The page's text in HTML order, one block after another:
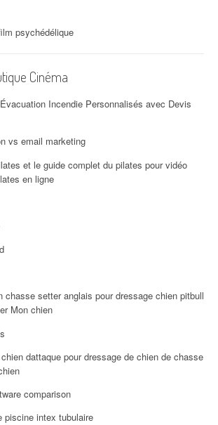
psychédélique
Cinéma
Incendie Personnalisés avec Devis
vs email marketing
et le guide complet du pilates pour vidéo
en ligne
setter anglais pour dressage chien pitbull
Mon chien
dattaque pour dressage de chien de chasse
comparison
piscine intex tubulaire